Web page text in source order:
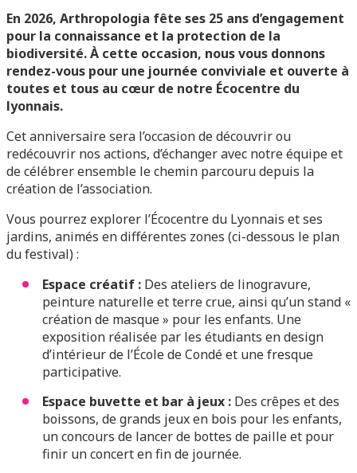
En 2026, Arthropologia fête ses 25 ans d’engagement
pour la connaissance et la protection de la
biodiversité. À cette occasion, nous vous donnons
rendez-vous pour une journée conviviale et ouverte à
toutes et tous au cœur de notre Écocentre du
lyonnais.
Cet anniversaire sera l’occasion de découvrir ou
redécouvrir nos actions, d’échanger avec notre équipe et
de célébrer ensemble le chemin parcouru depuis la
création de l’association.
Vous pourrez explorer l’Écocentre du Lyonnais et ses
jardins, animés en différentes zones (ci-dessous le plan
du festival) :
Espace créatif : Des ateliers de linogravure,
peinture naturelle et terre crue, ainsi qu’un stand «
création de masque » pour les enfants. Une
exposition réalisée par les étudiants en design
d’intérieur de l’École de Condé et une fresque
participative.
Espace buvette et bar à jeux : Des crêpes et des
boissons, de grands jeux en bois pour les enfants,
un concours de lancer de bottes de paille et pour
finir un concert en fin de journée.